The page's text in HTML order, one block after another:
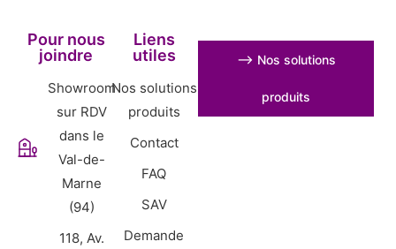
Pour nous
joindre
Showroom
sur RDV
dans le
Val-de-
Marne
(94)
118, Av.
Liens
utiles
Nos solutions
produits
Contact
FAQ
SAV
Demande
⟶ Nos solutions
produits